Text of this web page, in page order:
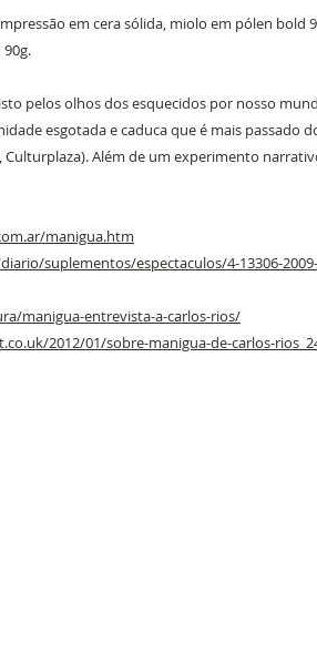
em cera sólida, miolo em pólen bold
pelos olhos dos esquecidos por nosso
esgotada e caduca que é mais passado
Culturplaza). Além de um experimento
manigua.htm
suplementos/espectaculos/4-13306-
manigua-entrevista-a-carlos-rios/
2012/01/sobre-manigua-de-carlos-